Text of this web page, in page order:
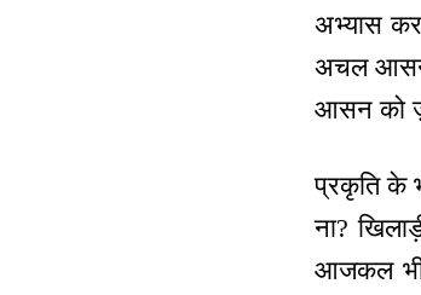
अभ्यास
अचल आसन
आसन को
प्रकृति के
ना?
आजकल भी